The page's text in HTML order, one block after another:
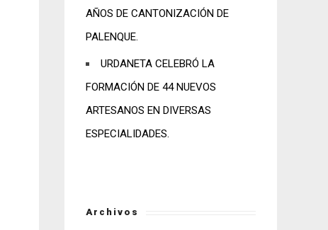
AÑOS DE CANTONIZACIÓN DE
PALENQUE.
URDANETA CELEBRÓ LA
FORMACIÓN DE 44 NUEVOS
ARTESANOS EN DIVERSAS
ESPECIALIDADES.
Archivos